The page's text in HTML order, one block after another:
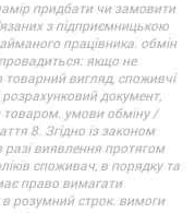
придбати чи замовити
з підприємницькою
працівника. обмін
якщо не
вигляд, споживчі
документ,
умови обміну /
8. Згідно із законом
разі виявлення протягом
споживач, в порядку та
право вимагати
в розумний строк. вимоги